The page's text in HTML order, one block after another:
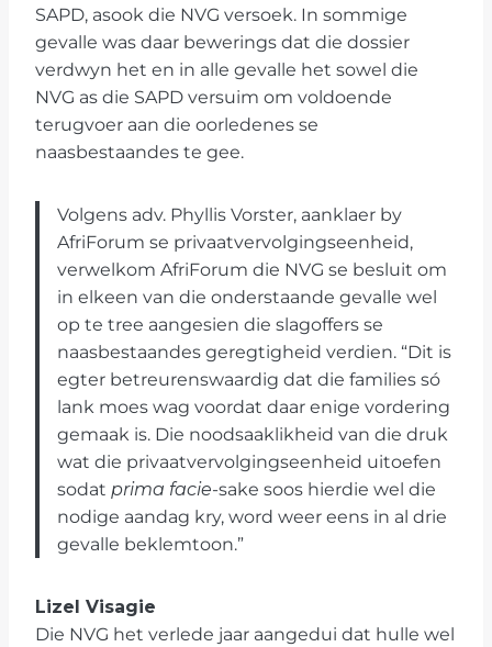
SAPD, asook die NVG versoek. In sommige
gevalle was daar bewerings dat die dossier
verdwyn het en in alle gevalle het sowel die
NVG as die SAPD versuim om voldoende
terugvoer aan die oorledenes se
naasbestaandes te gee.
Volgens adv. Phyllis Vorster, aanklaer by
AfriForum se privaatvervolgingseenheid,
verwelkom AfriForum die NVG se besluit om
in elkeen van die onderstaande gevalle wel
op te tree aangesien die slagoffers se
naasbestaandes geregtigheid verdien. “Dit is
egter betreurenswaardig dat die families só
lank moes wag voordat daar enige vordering
gemaak is. Die noodsaaklikheid van die druk
wat die privaatvervolgingseenheid uitoefen
sodat prima facie-sake soos hierdie wel die
nodige aandag kry, word weer eens in al drie
gevalle beklemtoon.”
Lizel Visagie
Die NVG het verlede jaar aangedui dat hulle wel